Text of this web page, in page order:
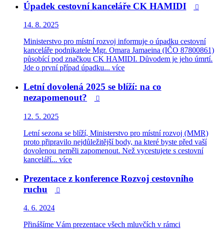
Úpadek cestovní kanceláře CK HAMIDI 
14. 8. 2025
Ministerstvo pro místní rozvoj informuje o úpadku cestovní
kanceláře podnikatele Mgr. Omara Jamaeina (IČO 87800861)
působící pod značkou CK HAMIDI. Důvodem je jeho úmrtí.
Jde o první případ úpadku... více
Letní dovolená 2025 se blíží: na co
nezapomenout?

12. 5. 2025
Letní sezona se blíží, Ministerstvo pro místní rozvoj (MMR)
proto připravilo nejdůležitější body, na které byste před vaší
dovolenou neměli zapomenout. Než vycestujete s cestovní
kanceláří... více
Prezentace z konference Rozvoj cestovního
ruchu

4. 6. 2024
Přinášíme Vám prezentace všech mluvčích v rámci